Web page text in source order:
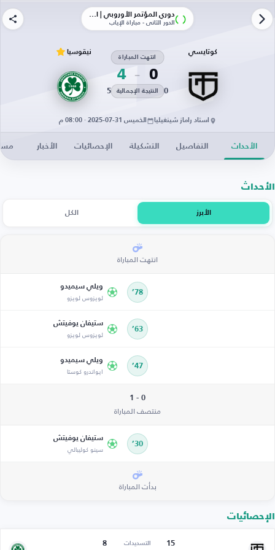
دوري المؤتمر الأوروبي | الأدوار الإقصائية
الدور الثاني - مباراة الإياب
كوتايسي
0
انتهت المباراة
4
0 النتيجة الإجمالية 5
نيقوسيا
استاد راماز شينغيليا الخميس 31-07-2025 · 08:00 م
الأحداث التفاصيل التشكيلة الإحصائيات الأخبار
الأحداث
الأبرز الكل
انتهت المباراة
78’
ويلي سيميدو
لويزوس لويزو
63’
ستيفان يوفيتش
لويزوس لويزو
47’
ويلي سيميدو
ايواندرو كوستا
0 - 1
منتصف المباراة
30’
ستيفان يوفيتش
سينو كوليبالي
بدأت المباراة
الإحصائيات
15 التسديدات 8